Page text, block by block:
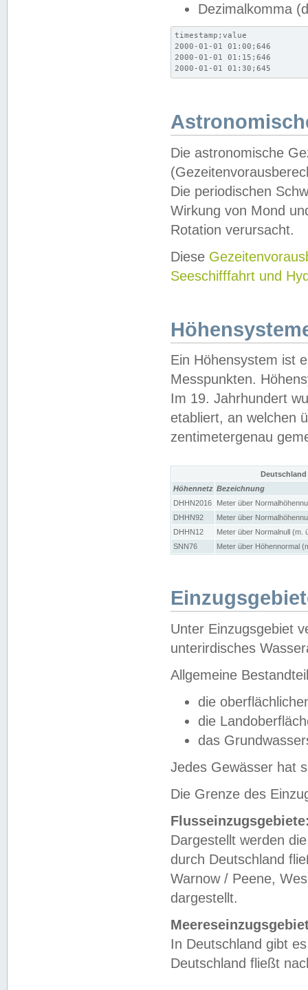
Dezimalkomma
timestamp;value
2000-01-01 01:00;646
2000-01-01 01:15;646
2000-01-01 01:30;645
Die astronomische
Die periodischen
Wirkung von Mond
Rotation verursacht.
Diese
Seeschifffahrt und
Ein Höhensystem ist
Messpunkten.
Im 19. Jahrhundert
etabliert, an welchen
zentimetergenau
Höhennetz Bezeichnung
DHHN2016
Meter über
DHHN92
Meter über
DHHN12
Meter über Normalnull (m.
SNN76
Meter über Höhennormal
Unter Einzugsgebiet
unterirdisches
Allgemeine
die
die
das
Jedes Gewässer hat
Die Grenze des
Dargestellt werden
durch Deutschland
Warnow / Peene,
dargestellt.
In Deutschland gibt
Deutschland fließt